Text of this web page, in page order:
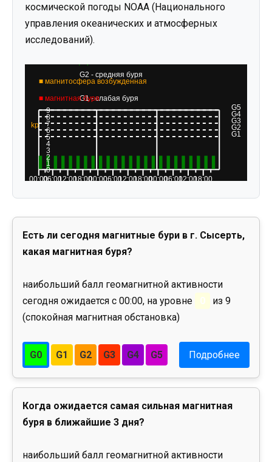
космической погоды NOAA (Национального
управления океанических и атмосферных
исследований).
Есть ли сегодня магнитные бури в г. Сысерть,
какая магнитная буря?
наибольший балл геомагнитной активности
сегодня ожидается с 00:00, на уровне
0
из 9
(спокойная магнитная обстановка)
G0 G1 G2 G3 G4 G5 Подробнее
Когда ожидается самая сильная магнитная
буря в ближайшие 3 дня?
наибольший балл геомагнитной активности